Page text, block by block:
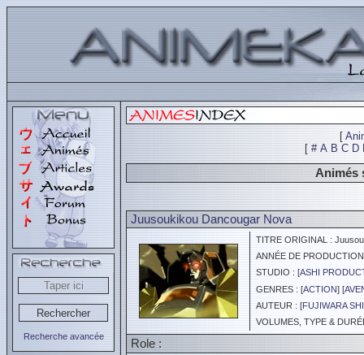
Recherche avancée
[
[ # A B C D
Animés
Juusoukikou Dancougar Nova
TITRE ORIGINAL :
ANNÉE DE
STUDIO : [ASHI
GENRES : [ACTION] [
AUTEUR : [FUJIWARA
VOLUMES, TYPE &
Role :